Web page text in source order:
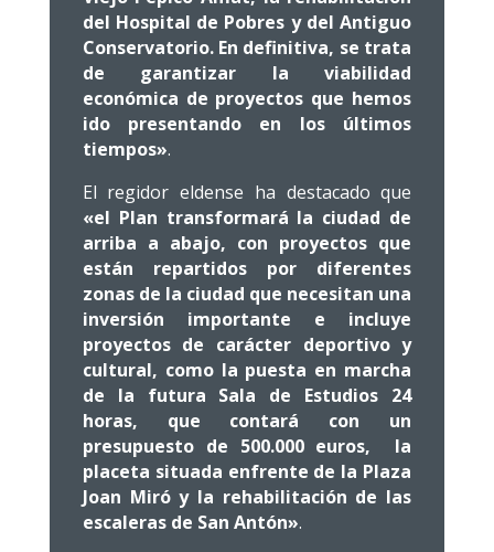
del Hospital de Pobres y del Antiguo
Conservatorio. En definitiva, se trata
de garantizar la viabilidad
económica de proyectos que hemos
ido presentando en los últimos
tiempos».
El regidor eldense ha destacado que
«el Plan transformará la ciudad de
arriba a abajo, con proyectos que
están repartidos por diferentes
zonas de la ciudad que necesitan una
inversión importante e incluye
proyectos de carácter deportivo y
cultural, como la puesta en marcha
de la futura Sala de Estudios 24
horas, que contará con un
presupuesto de 500.000 euros, la
placeta situada enfrente de la Plaza
Joan Miró y la rehabilitación de las
escaleras de San Antón».